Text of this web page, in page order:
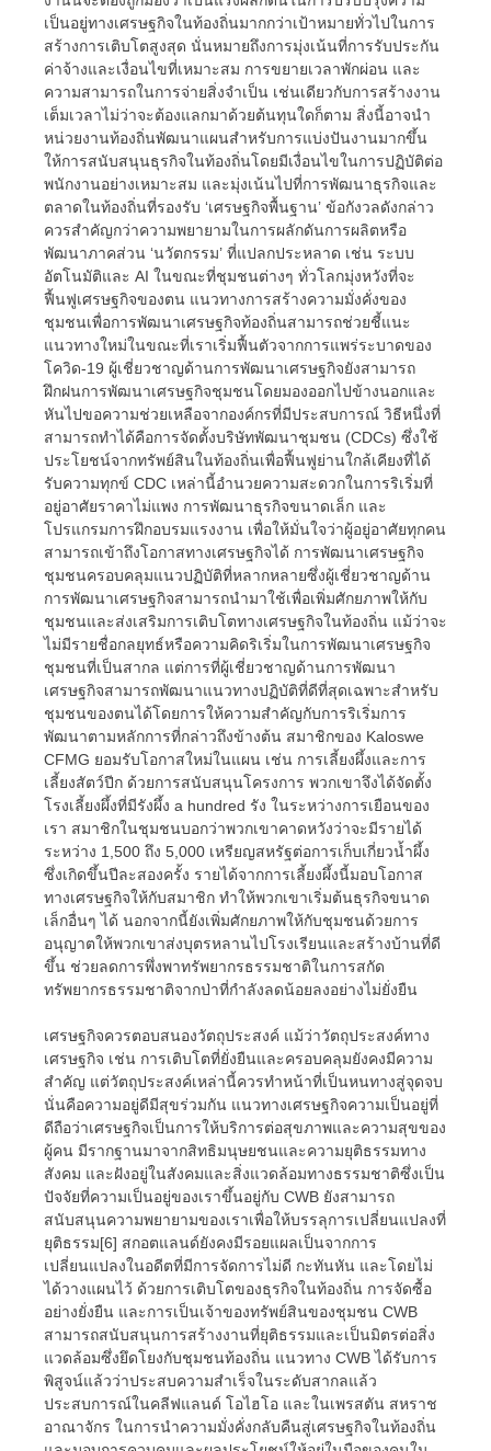
เป็นอยู่ทางเศรษฐกิจในท้องถิ่นมากกว่าเป้าหมายทั่วไปในการ
สร้างการเติบโตสูงสุด นั่นหมายถึงการมุ่งเน้นที่การรับประกัน
ค่าจ้างและเงื่อนไขที่เหมาะสม การขยายเวลาพักผ่อน และ
ความสามารถในการจ่ายสิ่งจำเป็น เช่นเดียวกับการสร้างงาน
เต็มเวลาไม่ว่าจะต้องแลกมาด้วยต้นทุนใดก็ตาม สิ่งนี้อาจนำ
หน่วยงานท้องถิ่นพัฒนาแผนสำหรับการแบ่งปันงานมากขึ้น
ให้การสนับสนุนธุรกิจในท้องถิ่นโดยมีเงื่อนไขในการปฏิบัติต่อ
พนักงานอย่างเหมาะสม และมุ่งเน้นไปที่การพัฒนาธุรกิจและ
ตลาดในท้องถิ่นที่รองรับ ‘เศรษฐกิจพื้นฐาน’ ข้อกังวลดังกล่าว
ควรสำคัญกว่าความพยายามในการผลักดันการผลิตหรือ
พัฒนาภาคส่วน ‘นวัตกรรม’ ที่แปลกประหลาด เช่น ระบบ
อัตโนมัติและ AI ในขณะที่ชุมชนต่างๆ ทั่วโลกมุ่งหวังที่จะ
ฟื้นฟูเศรษฐกิจของตน แนวทางการสร้างความมั่งคั่งของ
ชุมชนเพื่อการพัฒนาเศรษฐกิจท้องถิ่นสามารถช่วยชี้แนะ
แนวทางใหม่ในขณะที่เราเริ่มฟื้นตัวจากการแพร่ระบาดของ
โควิด-19 ผู้เชี่ยวชาญด้านการพัฒนาเศรษฐกิจยังสามารถ
ฝึกฝนการพัฒนาเศรษฐกิจชุมชนโดยมองออกไปข้างนอกและ
หันไปขอความช่วยเหลือจากองค์กรที่มีประสบการณ์ วิธีหนึ่งที่
สามารถทำได้คือการจัดตั้งบริษัทพัฒนาชุมชน (CDCs) ซึ่งใช้
ประโยชน์จากทรัพย์สินในท้องถิ่นเพื่อฟื้นฟูย่านใกล้เคียงที่ได้
รับความทุกข์ CDC เหล่านี้อำนวยความสะดวกในการริเริ่มที่
อยู่อาศัยราคาไม่แพง การพัฒนาธุรกิจขนาดเล็ก และ
โปรแกรมการฝึกอบรมแรงงาน เพื่อให้มั่นใจว่าผู้อยู่อาศัยทุกคน
สามารถเข้าถึงโอกาสทางเศรษฐกิจได้ การพัฒนาเศรษฐกิจ
ชุมชนครอบคลุมแนวปฏิบัติที่หลากหลายซึ่งผู้เชี่ยวชาญด้าน
การพัฒนาเศรษฐกิจสามารถนำมาใช้เพื่อเพิ่มศักยภาพให้กับ
ชุมชนและส่งเสริมการเติบโตทางเศรษฐกิจในท้องถิ่น แม้ว่าจะ
ไม่มีรายชื่อกลยุทธ์หรือความคิดริเริ่มในการพัฒนาเศรษฐกิจ
ชุมชนที่เป็นสากล แต่การที่ผู้เชี่ยวชาญด้านการพัฒนา
เศรษฐกิจสามารถพัฒนาแนวทางปฏิบัติที่ดีที่สุดเฉพาะสำหรับ
ชุมชนของตนได้โดยการให้ความสำคัญกับการริเริ่มการ
พัฒนาตามหลักการที่กล่าวถึงข้างต้น สมาชิกของ Kaloswe
CFMG ยอมรับโอกาสใหม่ในแผน เช่น การเลี้ยงผึ้งและการ
เลี้ยงสัตว์ปีก ด้วยการสนับสนุนโครงการ พวกเขาจึงได้จัดตั้ง
โรงเลี้ยงผึ้งที่มีรังผึ้ง a hundred รัง ในระหว่างการเยือนของ
เรา สมาชิกในชุมชนบอกว่าพวกเขาคาดหวังว่าจะมีรายได้
ระหว่าง 1,500 ถึง 5,000 เหรียญสหรัฐต่อการเก็บเกี่ยวน้ำผึ้ง
ซึ่งเกิดขึ้นปีละสองครั้ง รายได้จากการเลี้ยงผึ้งนี้มอบโอกาส
ทางเศรษฐกิจให้กับสมาชิก ทำให้พวกเขาเริ่มต้นธุรกิจขนาด
เล็กอื่นๆ ได้ นอกจากนี้ยังเพิ่มศักยภาพให้กับชุมชนด้วยการ
อนุญาตให้พวกเขาส่งบุตรหลานไปโรงเรียนและสร้างบ้านที่ดี
ขึ้น ช่วยลดการพึ่งพาทรัพยากรธรรมชาติในการสกัด
ทรัพยากรธรรมชาติจากป่าที่กำลังลดน้อยลงอย่างไม่ยั่งยืน
เศรษฐกิจควรตอบสนองวัตถุประสงค์ แม้ว่าวัตถุประสงค์ทาง
เศรษฐกิจ เช่น การเติบโตที่ยั่งยืนและครอบคลุมยังคงมีความ
สำคัญ แต่วัตถุประสงค์เหล่านี้ควรทำหน้าที่เป็นหนทางสู่จุดจบ
นั่นคือความอยู่ดีมีสุขร่วมกัน แนวทางเศรษฐกิจความเป็นอยู่ที่
ดีถือว่าเศรษฐกิจเป็นการให้บริการต่อสุขภาพและความสุขของ
ผู้คน มีรากฐานมาจากสิทธิมนุษยชนและความยุติธรรมทาง
สังคม และฝังอยู่ในสังคมและสิ่งแวดล้อมทางธรรมชาติซึ่งเป็น
ปัจจัยที่ความเป็นอยู่ของเราขึ้นอยู่กับ CWB ยังสามารถ
สนับสนุนความพยายามของเราเพื่อให้บรรลุการเปลี่ยนแปลงที่
ยุติธรรม[6] สกอตแลนด์ยังคงมีรอยแผลเป็นจากการ
เปลี่ยนแปลงในอดีตที่มีการจัดการไม่ดี กะทันหัน และโดยไม่
ได้วางแผนไว้ ด้วยการเติบโตของธุรกิจในท้องถิ่น การจัดซื้อ
อย่างยั่งยืน และการเป็นเจ้าของทรัพย์สินของชุมชน CWB
สามารถสนับสนุนการสร้างงานที่ยุติธรรมและเป็นมิตรต่อสิ่ง
แวดล้อมซึ่งยึดโยงกับชุมชนท้องถิ่น แนวทาง CWB ได้รับการ
พิสูจน์แล้วว่าประสบความสำเร็จในระดับสากลแล้ว
ประสบการณ์ในคลีฟแลนด์ โอไฮโอ และในเพรสตัน สหราช
อาณาจักร ในการนำความมั่งคั่งกลับคืนสู่เศรษฐกิจในท้องถิ่น